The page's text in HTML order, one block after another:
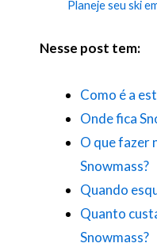
Planeje seu ski
Nesse post tem:
Como é a
Onde fica
O que fazer
Snowmass?
Quando
Quanto
Snowmass?